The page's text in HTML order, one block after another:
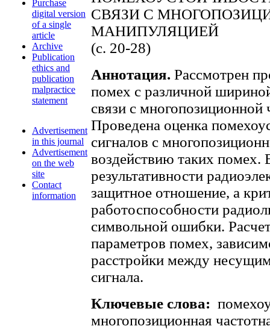
Purchase
digital version
of a single
article
Archive
Publication
ethics and
publication
malpractice
statement
Advertisement
in this journal
Advertisement
on the web
site
Contact
information
СВЯЗИ С
МАНИПУЛЯЦИЕЙ
(с. 20-28)
Аннотация. Рассмотрен
помех с различной
связи с многопозиционной
Проведена оценка
сигналов с
воздействию таких помех.
результативности
защитное отношение, а
работоспособности
символьной ошибки.
параметров помех,
расстройки между
сигнала.
Ключевые слова:
многопозиционная